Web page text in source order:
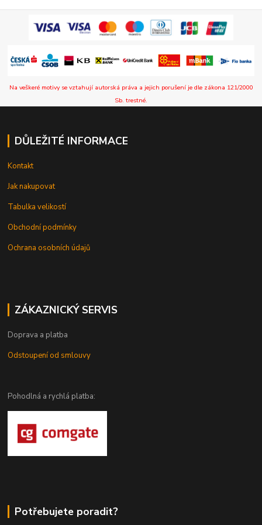
Na veškeré motivy se vztahují autorská práva a jejich porušení je dle zákona 121/2000
Sb. trestné.
DŮLEŽITÉ INFORMACE
Kontakt
Jak nakupovat
Tabulka velikostí
Obchodní podmínky
Ochrana osobních údajů
ZÁKAZNICKÝ SERVIS
Doprava a platba
Odstoupení od smlouvy
Pohodlná a rychlá platba:
Potřebujete poradit?